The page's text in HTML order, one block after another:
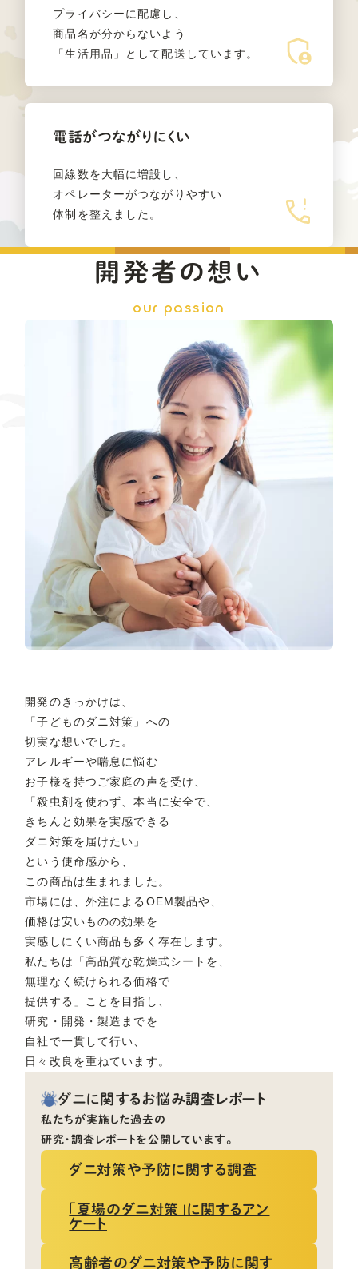
プライバシーに配慮し、
商品名が分からないよう
「生活用品」として配送しています。
電話がつながりにくい
回線数を大幅に増設し、
オペレーターがつながりやすい
体制を整えました。
開発者の想い
our passion
開発のきっかけは、
「子どものダニ対策」への
切実な想いでした。
アレルギーや喘息に悩む
お子様を持つご家庭の声を受け、
「殺虫剤を使わず、本当に安全で、
きちんと効果を実感できる
ダニ対策を届けたい」
という使命感から、
この商品は生まれました。
市場には、外注によるOEM製品や、
価格は安いものの効果を
実感しにくい商品も多く存在します。
私たちは「高品質な乾燥式シートを、
無理なく続けられる価格で
提供する」ことを目指し、
研究・開発・製造までを
自社で一貫して行い、
日々改良を重ねています。
ダニに関するお悩み調査レポート
私たちが実施した過去の
研究・調査レポートを公開しています。
ダニ対策や予防に関する調査
「夏場のダニ対策」に関するアン
ケート
高齢者のダニ対策や予防に関す